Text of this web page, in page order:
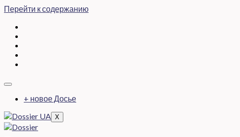
Перейти к содержанию
+ новое Досье
X